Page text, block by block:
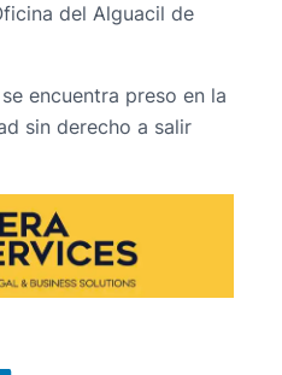
del Alguacil de
encuentra preso en la
sin derecho a salir